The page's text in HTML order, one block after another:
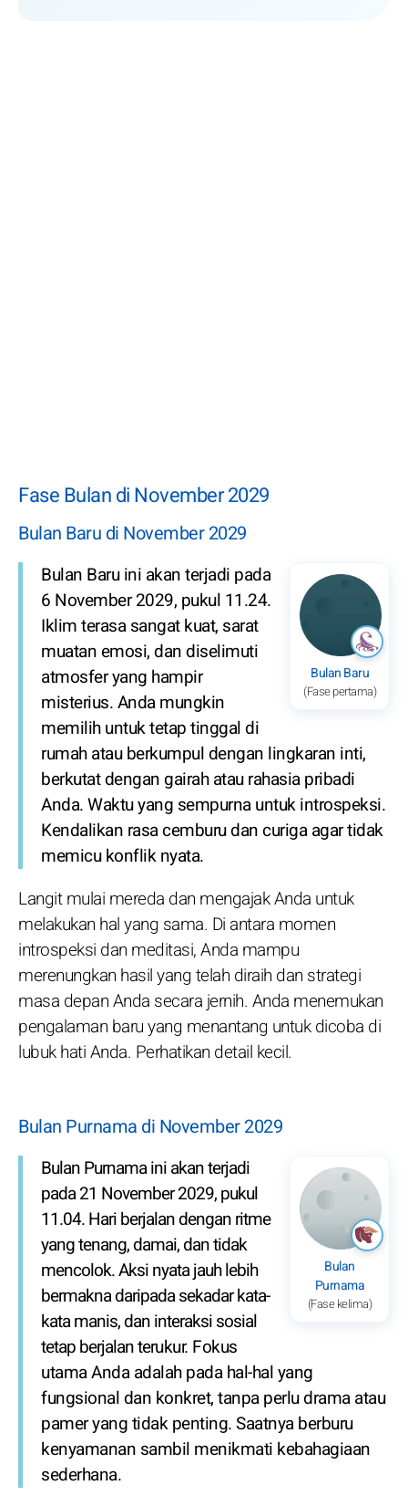
Fase Bulan di November 2029
Bulan Baru di November 2029
Bulan Baru
(Fase pertama)
Bulan Baru ini akan terjadi pada
6 November 2029, pukul 11.24.
Iklim terasa sangat kuat, sarat
muatan emosi, dan diselimuti
atmosfer yang hampir
misterius. Anda mungkin
memilih untuk tetap tinggal di
rumah atau berkumpul dengan lingkaran inti,
berkutat dengan gairah atau rahasia pribadi
Anda. Waktu yang sempurna untuk introspeksi.
Kendalikan rasa cemburu dan curiga agar tidak
memicu konflik nyata.
Langit mulai mereda dan mengajak Anda untuk
melakukan hal yang sama. Di antara momen
introspeksi dan meditasi, Anda mampu
merenungkan hasil yang telah diraih dan strategi
masa depan Anda secara jernih. Anda menemukan
pengalaman baru yang menantang untuk dicoba di
lubuk hati Anda. Perhatikan detail kecil.
Bulan Purnama di November 2029
Bulan
Purnama
(Fase kelima)
Bulan Purnama ini akan terjadi
pada 21 November 2029, pukul
11.04. Hari berjalan dengan ritme
yang tenang, damai, dan tidak
mencolok. Aksi nyata jauh lebih
bermakna daripada sekadar kata-
kata manis, dan interaksi sosial
tetap berjalan terukur. Fokus
utama Anda adalah pada hal-hal yang
fungsional dan konkret, tanpa perlu drama atau
pamer yang tidak penting. Saatnya berburu
kenyamanan sambil menikmati kebahagiaan
sederhana.